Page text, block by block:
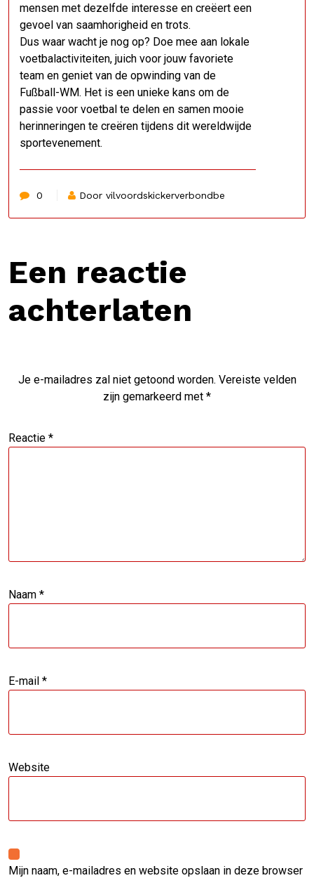
mensen met dezelfde interesse en creëert een
gevoel van saamhorigheid en trots.
Dus waar wacht je nog op? Doe mee aan lokale
voetbalactiviteiten, juich voor jouw favoriete
team en geniet van de opwinding van de
Fußball-WM. Het is een unieke kans om de
passie voor voetbal te delen en samen mooie
herinneringen te creëren tijdens dit wereldwijde
sportevenement.
0 Door vilvoordskickerverbondbe
Een reactie
achterlaten
Je e-mailadres zal niet getoond worden. Vereiste velden
zijn gemarkeerd met *
Reactie *
Naam *
E-mail *
Website
Mijn naam, e-mailadres en website opslaan in deze browser